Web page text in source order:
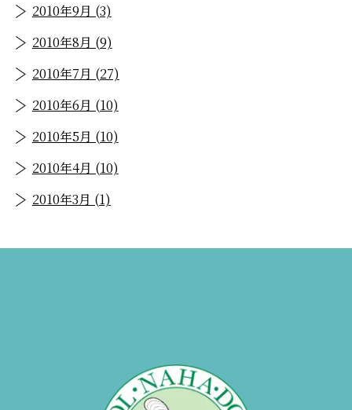
2010年9月 (3)
2010年8月 (9)
2010年7月 (27)
2010年6月 (10)
2010年5月 (10)
2010年4月 (10)
2010年3月 (1)